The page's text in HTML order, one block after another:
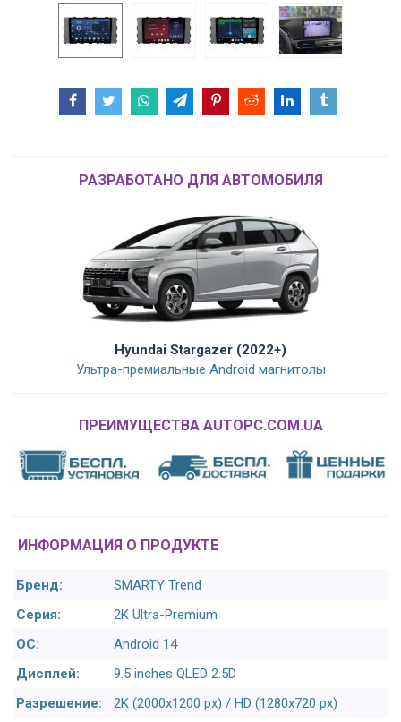
РАЗРАБОТАНО ДЛЯ АВТОМОБИЛЯ
Hyundai Stargazer (2022+)
Ультра-премиальные Android магнитолы
ПРЕИМУЩЕСТВА AUTOPC.COM.UA
ИНФОРМАЦИЯ О ПРОДУКТЕ
Бренд:
SMARTY Trend
Серия:
2K Ultra-Premium
ОС:
Android 14
Дисплей:
9.5 inches QLED 2.5D
Разрешение:
2K (2000x1200 px) / HD (1280x720 px)